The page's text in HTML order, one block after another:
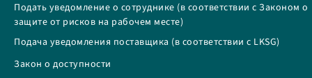
Подать уведомление о сотруднике (в соответствии с Законом о
защите от рисков на рабочем месте)
Подача уведомления поставщика (в соответствии с LKSG)
Закон о доступности